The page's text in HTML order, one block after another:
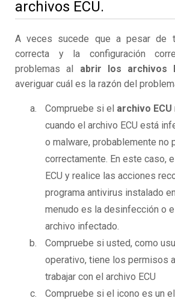
archivos ECU.
A veces sucede que a pesar de
correcta y la configuración
problemas al abrir los archivos
averiguar cuál es la razón del
Compruebe si el archivo ECU
cuando el archivo ECU está
o malware, probablemente no
correctamente. En este caso,
ECU y realice las acciones
programa antivirus instalado
menudo es la desinfección o
archivo infectado.
Compruebe si usted, como
operativo, tiene los permisos
trabajar con el archivo ECU
Compruebe si el icono es un